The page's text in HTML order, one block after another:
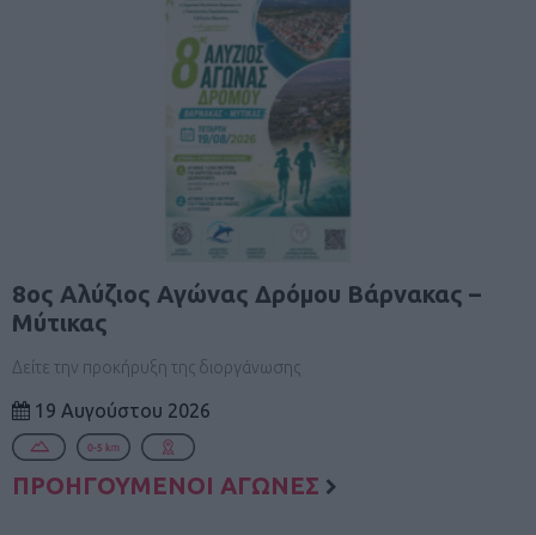
8ος Αλύζιος Αγώνας Δρόμου Βάρνακας –
Μύτικας
Δείτε την προκήρυξη της διοργάνωσης
19 Αυγούστου 2026
ΠΡΟΗΓΟΥΜΕΝΟΙ ΑΓΩΝΕΣ